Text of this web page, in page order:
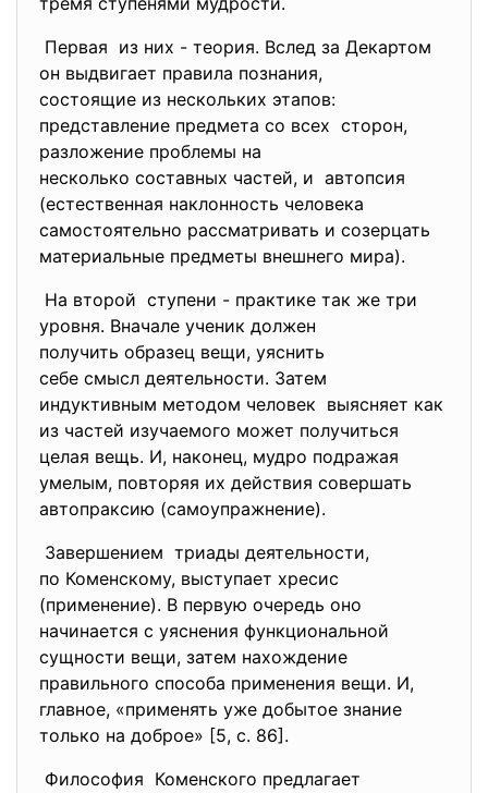
Первая из них - теория. Вслед за Декартом
он выдвигает правила познания,
состоящие из нескольких этапов:
представление предмета со всех сторон,
разложение проблемы на
несколько составных частей, и автопсия
(естественная наклонность человека
самостоятельно рассматривать и созерцать
материальные предметы внешнего мира).
На второй ступени - практике так же три
уровня. Вначале ученик должен
получить образец вещи, уяснить
себе смысл деятельности. Затем
индуктивным методом человек выясняет как
из частей изучаемого может получиться
целая вещь. И, наконец, мудро подражая
умелым, повторяя их действия совершать
автопраксию (самоупражнение).
Завершением триады деятельности,
по Коменскому, выступает хресис
(применение). В первую очередь оно
начинается с уяснения функциональной
сущности вещи, затем нахождение
правильного способа применения вещи. И,
главное, «применять уже добытое знание
только на доброе» [5, с. 86].
Философия Коменского предлагает